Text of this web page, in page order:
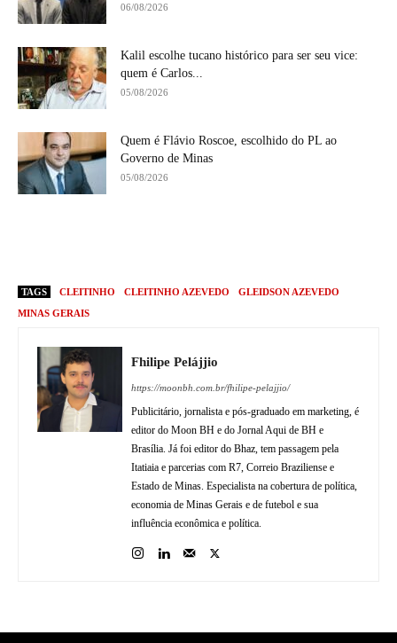
06/08/2026
Kalil escolhe tucano histórico para ser seu vice:
quem é Carlos...
05/08/2026
Quem é Flávio Roscoe, escolhido do PL ao
Governo de Minas
05/08/2026
TAGS CLEITINHO CLEITINHO AZEVEDO
GLEIDSON AZEVEDO
MINAS GERAIS
Fhilipe Pelájjio
https://moonbh.com.br/fhilipe-pelajjio/
Publicitário, jornalista e pós-graduado em marketing, é
editor do Moon BH e do Jornal Aqui de BH e
Brasília. Já foi editor do Bhaz, tem passagem pela
Itatiaia e parcerias com R7, Correio Braziliense e
Estado de Minas. Especialista na cobertura de política,
economia de Minas Gerais e de futebol e sua
influência econômica e política.